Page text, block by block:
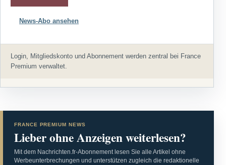
News-Abo ansehen
Login, Mitgliedskonto und Abonnement werden zentral bei France
Premium verwaltet.
FRANCE PREMIUM NEWS
Lieber ohne Anzeigen weiterlesen?
Mit dem Nachrichten.fr-Abonnement lesen Sie alle Artikel ohne
Werbeunterbrechungen und unterstützen zugleich die redaktionelle